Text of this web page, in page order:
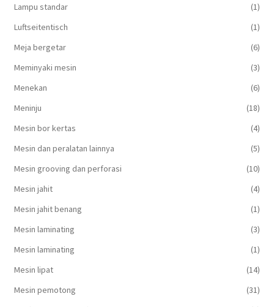
Lampu standar
(1)
Luftseitentisch
(1)
Meja bergetar
(6)
Meminyaki mesin
(3)
Menekan
(6)
Meninju
(18)
Mesin bor kertas
(4)
Mesin dan peralatan lainnya
(5)
Mesin grooving dan perforasi
(10)
Mesin jahit
(4)
Mesin jahit benang
(1)
Mesin laminating
(3)
Mesin laminating
(1)
Mesin lipat
(14)
Mesin pemotong
(31)